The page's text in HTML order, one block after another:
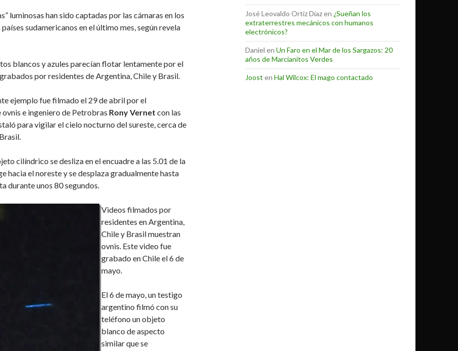
luminosas han sido captadas por las cámaras en los
sudamericanos en el último mes, según revela
blancos y azules parecían flotar lentamente por el
por residentes de Argentina, Chile y Brasil.
ejemplo fue filmado el 29 de abril por el
e ingeniero de Petrobras Rony Vernet con las
para vigilar el cielo nocturno del sureste, cerca de
cilíndrico se desliza en el encuadre a las 5.01 de la
hacia el noreste y se desplaza gradualmente hasta
durante unos 80 segundos.
Videos filmados por
residentes en Argentina,
Chile y Brasil muestran
ovnis. Este video fue
grabado en Chile el 6 de
mayo.
El 6 de mayo, un testigo
argentino filmó con su
teléfono un objeto
blanco de aspecto
similar que se
José Leovaldo Ortiz Díazen ¿Sueñan los
extraterrestres mecánicos con humanos
electrónicos?
Daniel en Un Faro en el Mar de los Sargazos: 20
años de Marcianitos Verdes
Joost en Hal Wilcox: El mago contactado